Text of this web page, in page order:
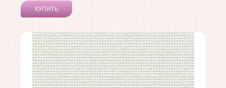
КУПИТЬ
Коллекция:Living with Art
Длина рулона:8.23
Ширина рулона:0.68
Материал покрытия:Акриловое
Страна:США